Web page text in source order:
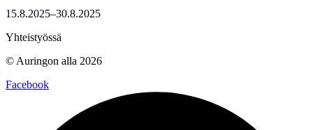
15.8.2025–30.8.2025
Yhteistyössä
© Auringon alla 2026
Facebook